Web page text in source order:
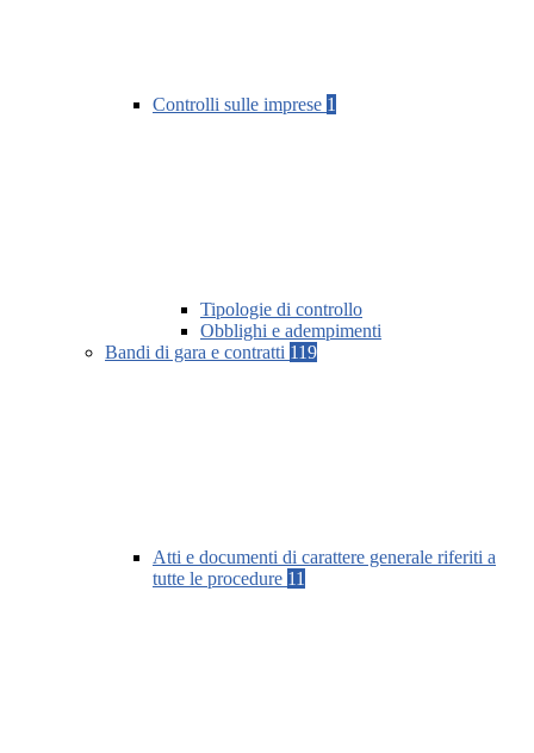
Controlli sulle imprese 1
Tipologie di controllo
Obblighi e adempimenti
Bandi di gara e contratti 119
Atti e documenti di carattere generale riferiti a
tutte le procedure 11